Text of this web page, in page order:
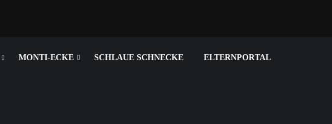
MONTI-ECKE SCHLAUE SCHNECKE ELTERNPORTAL